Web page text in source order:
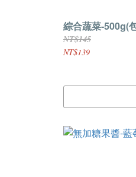
綜合蔬菜-500g(
NT$145
NT$139